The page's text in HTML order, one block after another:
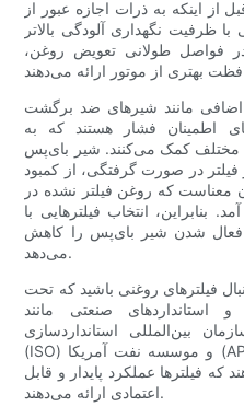
از اینکه به ذرات اجازه عبور از
ظرفیت نگهداری آلودگی بالاتر
فواصل طولانی تعویض روغن،
اضافی مانند شیرهای ضد برگشت
اطمینان فشار هستند که به
مختلف کمک می‌کنند. شیر بای‌پس
فیلتر در صورت گرفتگی، از کمبود
معناست که روغن فیلتر نشده در
بنابراین، انتخاب فیلترهایی با
شدن شیر بای‌پس را کاهش
می‌دهد.
فیلترهای روغنی باشید که تحت
استانداردهای صنعتی مانند
بین‌المللی استانداردسازی
(ISO) و موسسه نفت آمریکا (API) را برآورده کرده یا از آنها فراتر
که فیلترها عملکرد پایدار و قابل
اعتمادی ارائه می‌دهند.